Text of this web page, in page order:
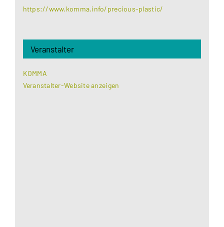
https://www.komma.info/precious-plastic/
Veranstalter
KOMMA
Veranstalter-Website anzeigen